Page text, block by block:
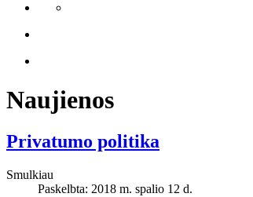
Naujienos
Privatumo politika
Smulkiau
Paskelbta: 2018 m. spalio 12 d.